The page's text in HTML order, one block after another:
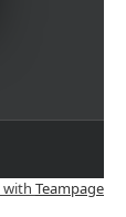
with Teampage